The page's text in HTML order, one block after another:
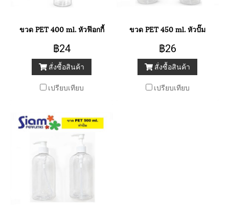
ขวด PET 400 ml. หัวฟ๊อกกี้
฿24
สั่งซื้อสินค้า
เปรียบเทียบ
ขวด PET 450 ml. หัวปั๊ม
฿26
สั่งซื้อสินค้า
เปรียบเทียบ